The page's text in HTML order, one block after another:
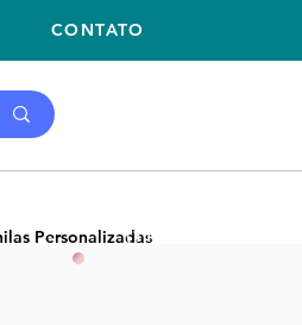
Personalizadas(11) 2059-2675
CONTATO
NEW